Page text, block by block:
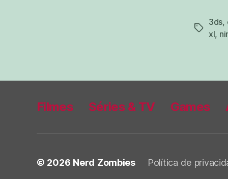
tags
3ds,
xl,
Filmes Séries & TV Games
© 2026 Nerd Zombies Política de